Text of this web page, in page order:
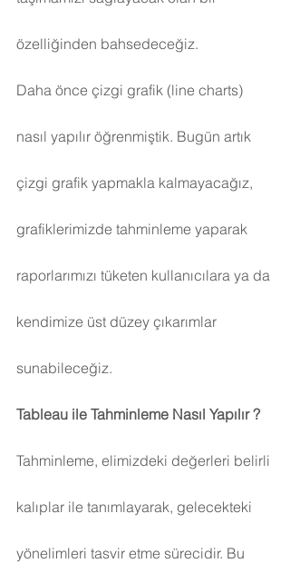
özelliğinden bahsedeceğiz.
Daha önce çizgi grafik (line charts)
nasıl yapılır öğrenmiştik. Bugün artık
çizgi grafik yapmakla kalmayacağız,
grafiklerimizde tahminleme yaparak
raporlarımızı tüketen kullanıcılara ya da
kendimize üst düzey çıkarımlar
sunabileceğiz.
Tableau ile Tahminleme Nasıl Yapılır ?
Tahminleme, elimizdeki değerleri belirli
kalıplar ile tanımlayarak, gelecekteki
yönelimleri tasvir etme sürecidir. Bu